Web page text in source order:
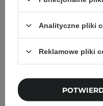
Analityczne pliki
Reklamowe pliki